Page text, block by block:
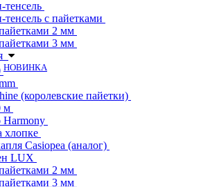
с пайетками
2 мм
3 мм
НОВИНКА
(королевские пайетки)
м
Harmony
хлопке
Casiopea (аналог)
LUX
2 мм
3 мм